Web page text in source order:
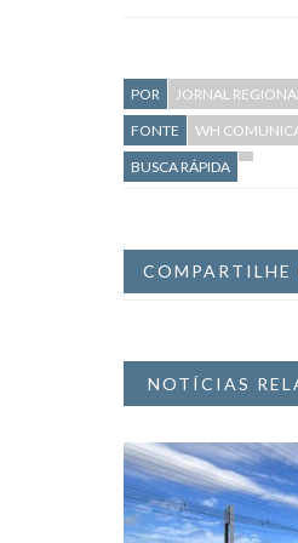
POR
JORNAL
FONTE
WH
BUSCA RÁPIDA
NOTÍCIAS